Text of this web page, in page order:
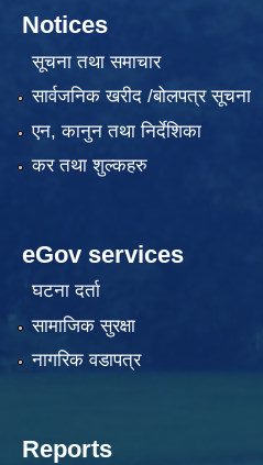
Notices
सूचना तथा समाचार
सार्वजनिक खरीद /बोलपत्र सूचना
एन, कानुन तथा निर्देशिका
कर तथा शुल्कहरु
eGov services
घटना दर्ता
सामाजिक सुरक्षा
नागरिक वडापत्र
Reports